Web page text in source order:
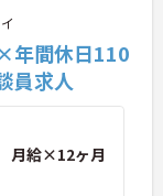
年間休日110
員求人
月給×12ヶ月